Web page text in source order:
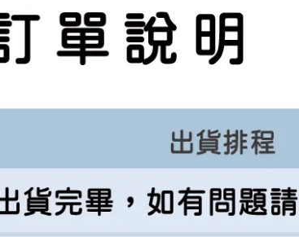
特製台日交流賽臂章設計，後領下Fanatics LOGO